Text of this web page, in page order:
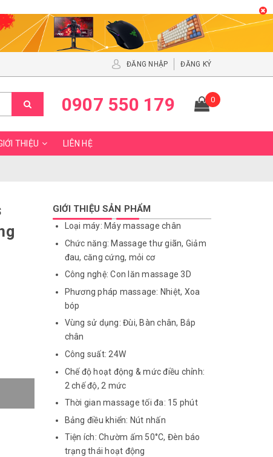
ĐĂNG NHẬP ĐĂNG KÝ
0907 550 179 0
THIỆU LIÊN HỆ
GIỚI THIỆU SẢN PHẨM
Loại máy: Máy massage chân
Chức năng: Massage thư giãn, Giảm
đau, căng cứng, mỏi cơ
Công nghệ: Con lăn massage 3D
Phương pháp massage: Nhiệt, Xoa
bóp
Vùng sử dụng: Đùi, Bàn chân, Bắp
chân
Công suất: 24W
Chế độ hoạt động & mức điều chỉnh:
2 chế độ, 2 mức
Thời gian massage tối đa: 15 phút
Bảng điều khiển: Nút nhấn
Tiện ích: Chườm ấm 50°C, Đèn báo
trạng thái hoạt động